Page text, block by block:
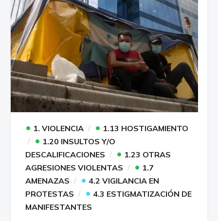
• 1. VIOLENCIA • 1.13 HOSTIGAMIENTO
• 1.20 INSULTOS Y/O
DESCALIFICACIONES
• 1.23 OTRAS
AGRESIONES VIOLENTAS
• 1.7
AMENAZAS
• 4.2 VIGILANCIA EN
PROTESTAS
• 4.3 ESTIGMATIZACIÓN DE
MANIFESTANTES